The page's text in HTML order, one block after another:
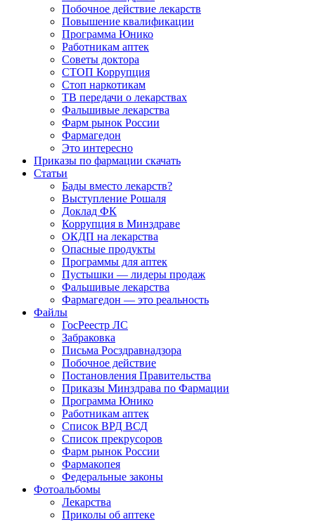
Побочное действие лекарств
Повышение квалификации
Программа Юнико
Работникам аптек
Советы доктора
СТОП Коррупция
Стоп наркотикам
ТВ передачи о лекарствах
Фальшивые лекарства
Фарм рынок России
Фармагедон
Это интересно
Приказы по фармации скачать
Статьи
Бады вместо лекарств?
Выступление Рошаля
Доклад ФК
Коррупция в Минздраве
ОКДП на лекарства
Опасные продукты
Программы для аптек
Пустышки — лидеры продаж
Фальшивые лекарства
Фармагедон — это реальность
Файлы
ГосРеестр ЛС
Забраковка
Письма Росздравнадзора
Побочное действие
Постановления Правительства
Приказы Минздрава по Фармации
Программа Юнико
Работникам аптек
Список ВРД ВСД
Список прекрусоров
Фарм рынок России
Фармакопея
Федеральные законы
Фотоальбомы
Лекарства
Приколы об аптеке